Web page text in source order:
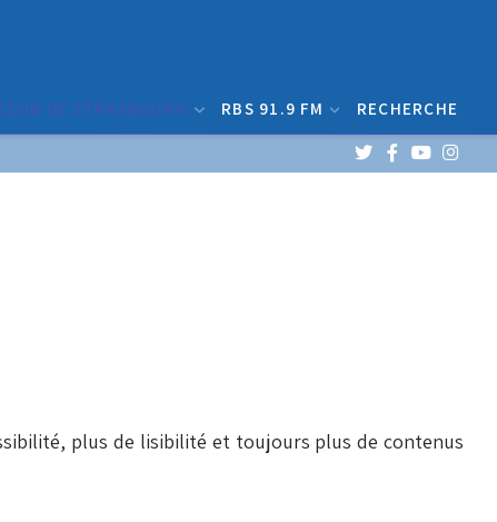
DE STRASBOURG RBS 91.9 FM RECHERCHE
plus de lisibilité et toujours plus de contenus